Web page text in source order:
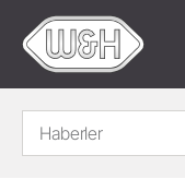
Haberler